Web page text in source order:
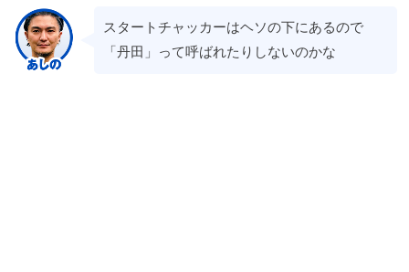
スタートチャッカーはヘソの下にあるので
「丹田」って呼ばれたりしないのかな